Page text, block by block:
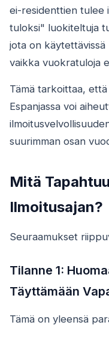
ei-residenttien tulee
tuloksi" luokiteltuja
jota on
vaikka vuokratuloja
Tämä tarkoittaa,
Espanjassa voi
suurimman osan
Mitä
Ilmoitusajan?
Seuraamukset
Tilanne 1:
Täyttämään
Tämä on yleensä